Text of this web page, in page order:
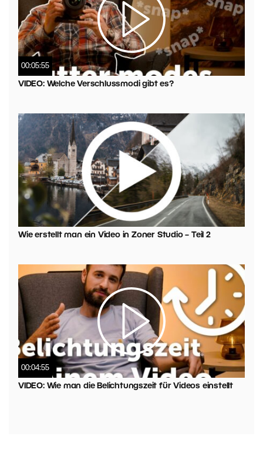
00:05:55
VIDEO: Welche Verschlussmodi gibt es?
Wie erstellt man ein Video in Zoner Studio – Teil 2
00:04:55
VIDEO: Wie man die Belichtungszeit für Videos einstellt